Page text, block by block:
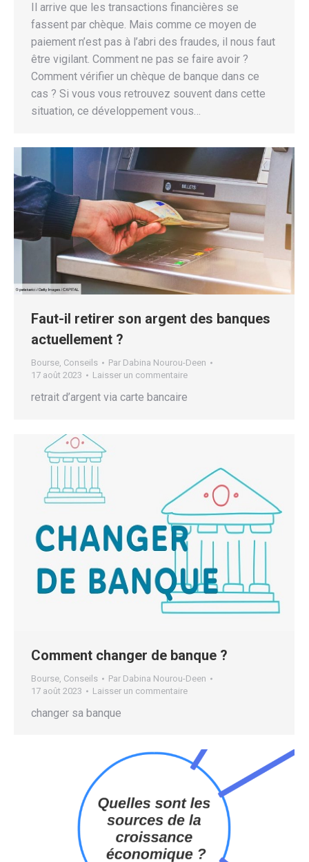
Il arrive que les transactions financières se
fassent par chèque. Mais comme ce moyen de
paiement n’est pas à l’abri des fraudes, il nous faut
être vigilant. Comment ne pas se faire avoir ?
Comment vérifier un chèque de banque dans ce
cas ? Si vous vous retrouvez souvent dans cette
situation, ce développement vous…
Faut-il retirer son argent des banques
actuellement ?
Bourse, Conseils Par Dabina Nourou-Deen
17 août 2023
Laisser un commentaire
retrait d’argent via carte bancaire
Comment changer de banque ?
Bourse Conseils Par Dabina Nourou-Deen
17 août 2023
Laisser un commentaire
changer sa banque